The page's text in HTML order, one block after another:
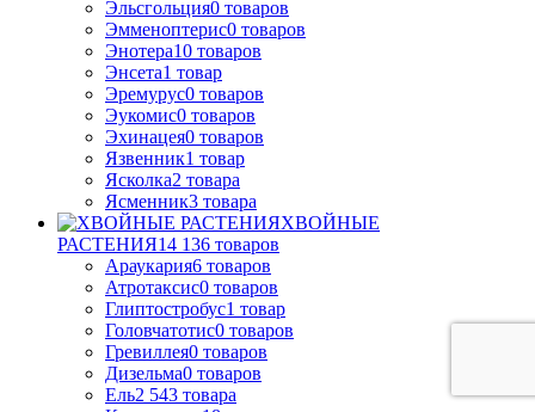
Эльсгольция0 товаров
Эмменоптерис0 товаров
Энотера10 товаров
Энсета1 товар
Эремурус0 товаров
Эукомис0 товаров
Эхинацея0 товаров
Язвенник1 товар
Ясколка2 товара
Ясменник3 товара
ХВОЙНЫЕ
РАСТЕНИЯ14 136 товаров
Араукария6 товаров
Атротаксис0 товаров
Глиптостробус1 товар
Головчатотис0 товаров
Гревиллея0 товаров
Дизельма0 товаров
Ель2 543 товара